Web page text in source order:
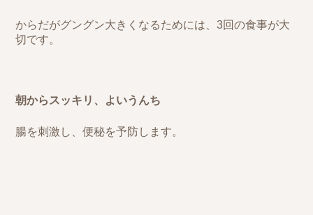
からだがグングン大きくなるためには、3回の食事が大
切です。
朝からスッキリ、よいうんち
腸を刺激し、便秘を予防します。